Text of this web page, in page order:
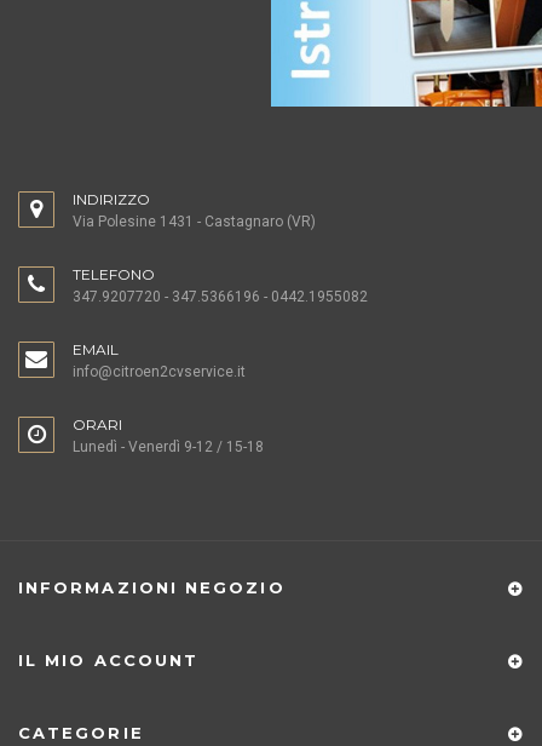
INDIRIZZO
Via Polesine 1431 - Castagnaro (VR)
TELEFONO
347.9207720 - 347.5366196 - 0442.1955082
EMAIL
info@citroen2cvservice.it
ORARI
Lunedì - Venerdì 9-12 / 15-18
INFORMAZIONI NEGOZIO
IL MIO ACCOUNT
CATEGORIE